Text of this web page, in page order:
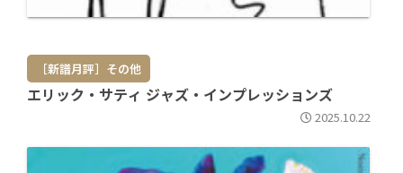
［新譜月評］その他
エリック・サティ ジャズ・インプレッションズ
2025.10.22